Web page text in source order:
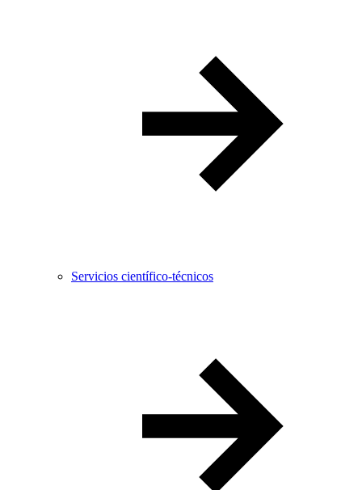
Servicios científico-técnicos